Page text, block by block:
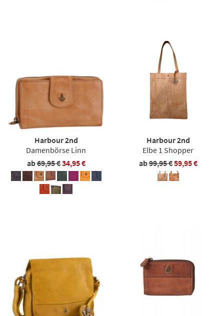
Harbour 2nd
Damenbörse Linn
ab69,95 €34,95 €
Harbour 2nd
Elbe 1 Shopper
ab99,95 €59,95 €